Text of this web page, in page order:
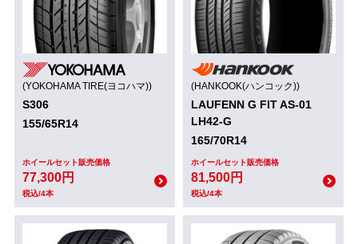
(YOKOHAMA TIRE(ヨコハマ))
S306
155/65R14
ホイールセット販売価格
77,300円
税込/4本
(HANKOOK(ハンコック))
LAUFENN G FIT AS-01
LH42-G
165/70R14
ホイールセット販売価格
81,500円
税込/4本